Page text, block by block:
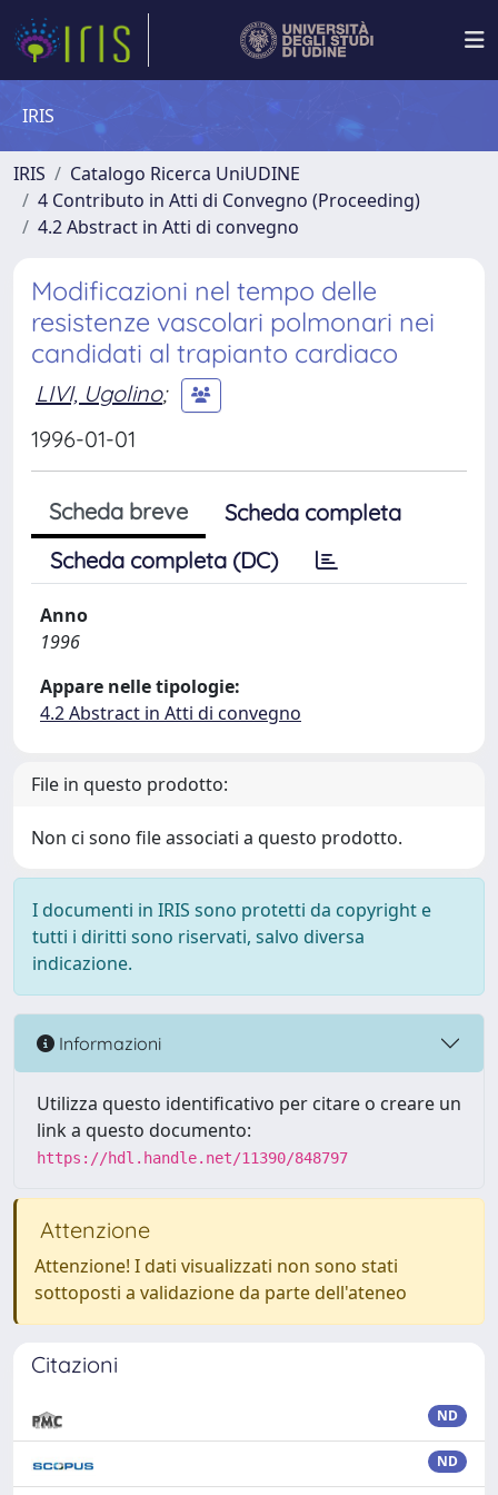
IRIS
IRIS
Catalogo Ricerca UniUDINE
4 Contributo in Atti di Convegno (Proceeding)
4.2 Abstract in Atti di convegno
Modificazioni nel tempo delle
resistenze vascolari polmonari nei
candidati al trapianto cardiaco
LIVI, Ugolino;
1996-01-01
Scheda breve
Scheda completa
Scheda completa (DC)
Anno
1996
Appare nelle tipologie:
4.2 Abstract in Atti di convegno
File in questo prodotto:
Non ci sono file associati a questo prodotto.
I documenti in IRIS sono protetti da copyright e
tutti i diritti sono riservati, salvo diversa
indicazione.
Informazioni
Utilizza questo identificativo per citare o creare un
link a questo documento:
https://hdl.handle.net/11390/848797
Attenzione
Attenzione! I dati visualizzati non sono stati
sottoposti a validazione da parte dell'ateneo
Citazioni
ND
ND